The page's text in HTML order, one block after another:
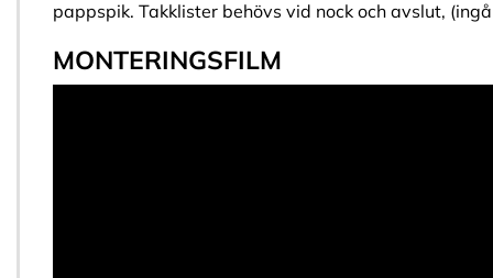
pappspik. Takklister behövs vid nock och avslut,
MONTERINGSFILM